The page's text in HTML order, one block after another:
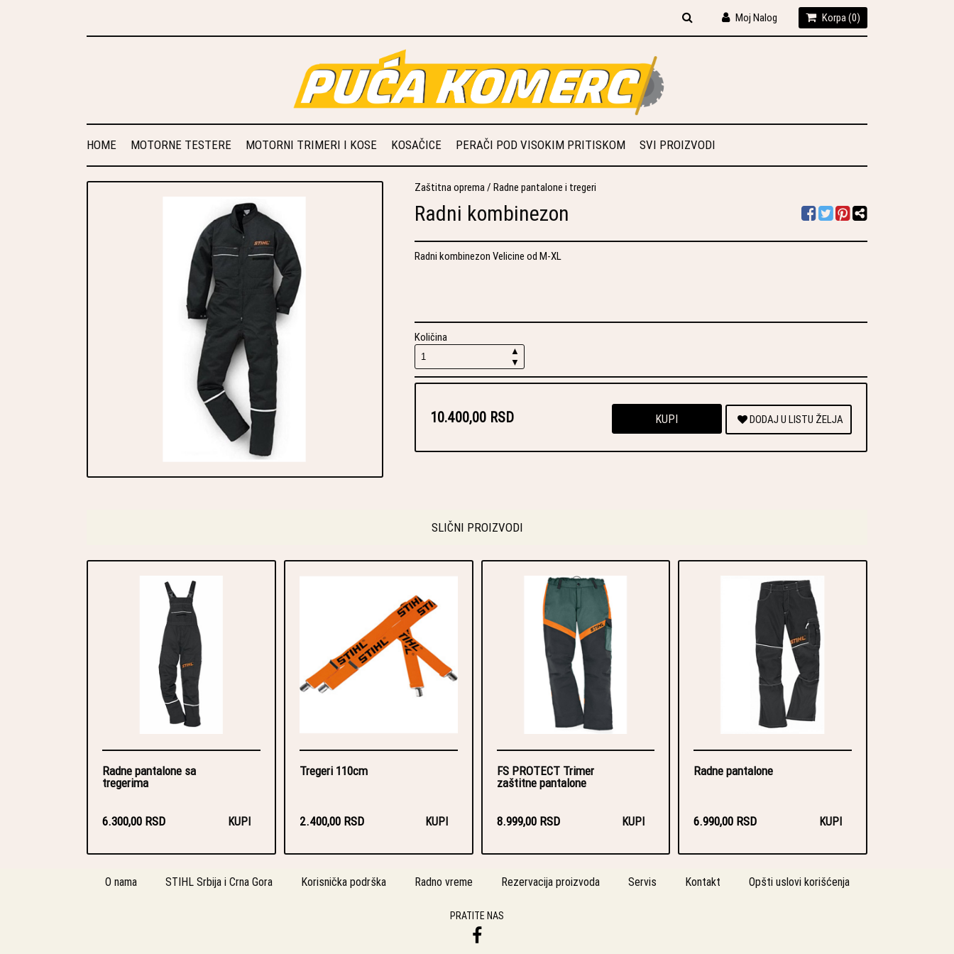
Moj Nalog Korpa (0)
HOME MOTORNE TESTERE MOTORNI TRIMERI I KOSE KOSAČICE PERAČI POD VISOKIM PRITISKOM SVI PROIZVODI
Zaštitna oprema/ Radne pantalone i tregeri
Radni kombinezon
Radni kombinezon Velicine od M-XL
Količina
▲
▼
10.400,00 RSD KUPI DODAJ U LISTU ŽELJA
SLIČNI PROIZVODI
Radne pantalone sa
tregerima
6.300,00 RSD KUPI
Tregeri 110cm
2.400,00 RSD KUPI
FS PROTECT Trimer
zaštitne pantalone
8.999,00 RSD KUPI
Radne pantalone
6.990,00 RSD KUPI
O nama STIHL Srbija i Crna Gora Korisnička podrška Radno vreme Rezervacija proizvoda Servis Kontakt Opšti uslovi korišćenja
PRATITE NAS